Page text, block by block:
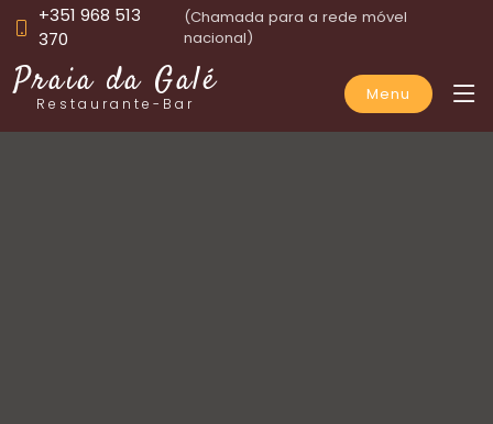
+351 968 513
370
(Chamada para a rede móvel
nacional)
Praia da Galé
Restaurante-Bar Menu